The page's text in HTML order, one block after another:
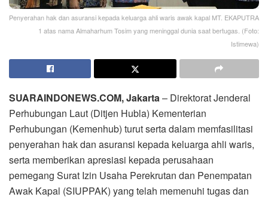
Penyerahan hak dan asuransi kepada keluarga ahli waris awak kapal MT. EKAPUTRA
1 atas nama Almaharhum Tosim yang meninggal dunia saat bertugas. (Foto:
Istimewa)
SUARAINDONEWS.COM, Jakarta– Direktorat Jenderal
Perhubungan Laut (Ditjen Hubla) Kementerian
Perhubungan (Kemenhub) turut serta dalam memfasilitasi
penyerahan hak dan asuransi kepada keluarga ahli waris,
serta memberikan apresiasi kepada perusahaan
pemegang Surat Izin Usaha Perekrutan dan Penempatan
Awak Kapal (SIUPPAK) yang telah memenuhi tugas dan